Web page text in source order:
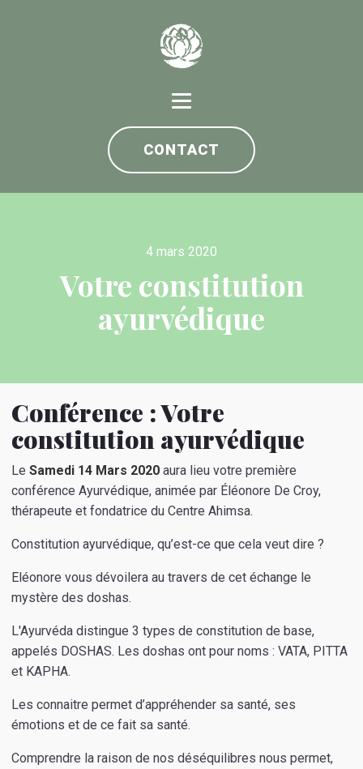
CONTACT
4 mars 2020
Votre constitution
ayurvédique
Conférence : Votre
constitution ayurvédique
Le Samedi 14 Mars 2020 aura lieu votre première
conférence Ayurvédique, animée par Éléonore De Croy,
thérapeute et fondatrice du Centre Ahimsa.
Constitution ayurvédique, qu’est-ce que cela veut dire ?
Eléonore vous dévoilera au travers de cet échange le
mystère des doshas.
L'Ayurvéda distingue 3 types de constitution de base,
appelés DOSHAS. Les doshas ont pour noms : VATA, PITTA
et KAPHA.
Les connaitre permet d’appréhender sa santé, ses
émotions et de ce fait sa santé.
Comprendre la raison de nos déséquilibres nous permet,